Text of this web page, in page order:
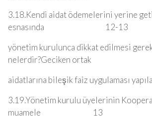
3.18.Kendi aidat ödemelerini yerine
esnasında 12-13
yönetim kurulunca dikkat edilmesi
nelerdir?Geciken ortak
aidatlarına bileşik faiz uygulaması
3.19.Yönetim kurulu üyelerinin
muamele 13